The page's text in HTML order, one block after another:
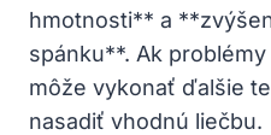
hmotnosti** a
spánku**. Ak
môže vykonať ďalšie
nasadiť vhodnú liečbu.